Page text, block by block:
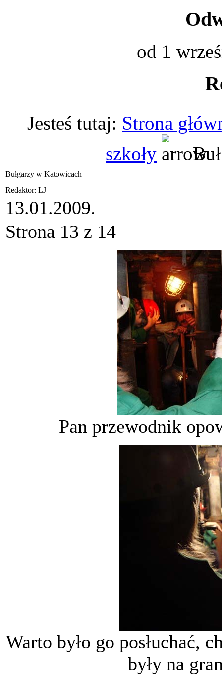
od 1
Jesteś tutaj: Strona
szkoły
Bułgarzy w Katowicach
Redaktor: LJ
13.01.2009.
Strona 13 z 14
Pan przewodnik
Warto było go posłuchać,
były na